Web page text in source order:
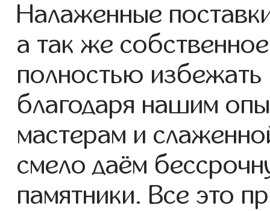
Налаженные
а так же
полностью
благодаря нашим
мастерам и
смело даём
памятники. Все это